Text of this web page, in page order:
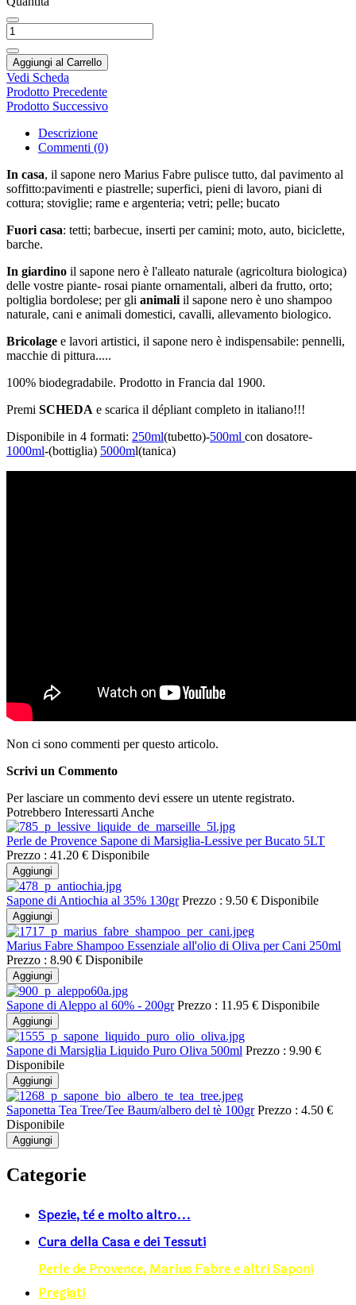
Aggiungi al Carrello
Vedi Scheda
Prodotto Precedente
Prodotto Successivo
Descrizione
Commenti (0)
In casa, il sapone nero Marius Fabre pulisce tutto, dal pavimento al
soffitto:pavimenti e piastrelle; superfici, pieni di lavoro, piani di
cottura; stoviglie; rame e argenteria; vetri; pelle; bucato
Fuori casa: tetti; barbecue, inserti per camini; moto, auto, biciclette,
barche.
In giardino il sapone nero è l'alleato naturale (agricoltura biologica)
delle vostre piante- rosai piante ornamentali, alberi da frutto, orto;
poltiglia bordolese; per gli animali il sapone nero è uno shampoo
naturale, cani e animali domestici, cavalli, allevamento biologico.
Bricolage e lavori artistici, il sapone nero è indispensabile: pennelli,
macchie di pittura.....
100% biodegradabile. Prodotto in Francia dal 1900.
Premi SCHEDA e scarica il dépliant completo in italiano!!!
Disponibile in 4 formati: 250ml(tubetto)-500ml con dosatore-
1000ml-(bottiglia) 5000ml(tanica)
Non ci sono commenti per questo articolo.
Scrivi un Commento
Per lasciare un commento devi essere un utente registrato.
Potrebbero Interessarti Anche
Perle de Provence Sapone di Marsiglia-Lessive per Bucato 5LT
Prezzo : 41.20 € Disponibile
Aggiungi
Sapone di Antiochia al 35% 130gr Prezzo : 9.50 € Disponibile
Aggiungi
Marius Fabre Shampoo Essenziale all'olio di Oliva per Cani 250ml
Prezzo : 8.90 € Disponibile
Aggiungi
Sapone di Aleppo al 60% - 200gr Prezzo : 11.95 € Disponibile
Aggiungi
Sapone di Marsiglia Liquido Puro Oliva 500ml Prezzo : 9.90 €
Disponibile
Aggiungi
Saponetta Tea Tree/Tee Baum/albero del tè 100gr Prezzo : 4.50 €
Disponibile
Aggiungi
Categorie
Spezie, tè e molto altro...
Cura della Casa e dei Tessuti
Perle de Provence, Marius Fabre e altri Saponi
Pregiati